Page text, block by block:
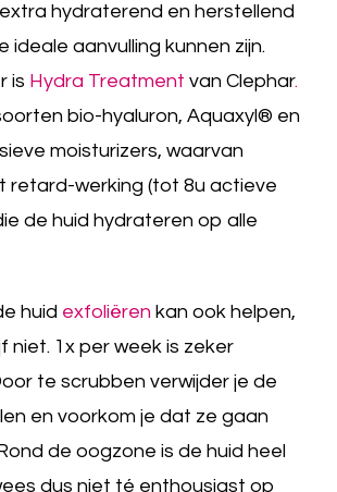
hydraterend en herstellend
ideale aanvulling kunnen zijn.
is Hydra Treatment van Clephar.
bio-hyaluron, Aquaxyl® en
moisturizers, waarvan
retard-werking (tot 8u actieve
de huid hydrateren op alle
huid exfoliëren kan ook helpen,
niet. 1x per week is zeker
te scrubben verwijder je de
en voorkom je dat ze gaan
de oogzone is de huid heel
dus niet té enthousiast op